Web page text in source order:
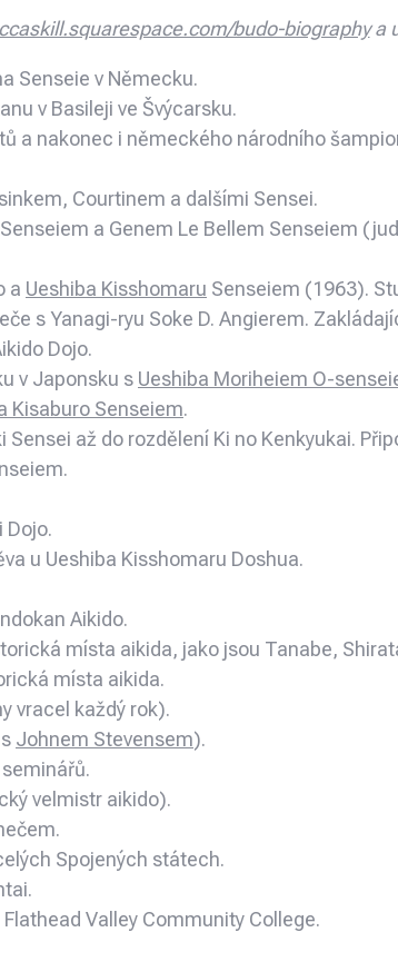
budo-biography a
Senseie v Německu.
v Basileji ve Švýcarsku.
a nakonec i německého národního
Courtinem a dalšími Sensei.
a Genem Le Bellem Senseiem
a Ueshiba Kisshomaru Senseiem (1963).
s Yanagi-ryu Soke D. Angierem.
Dojo.
v Japonsku s Ueshiba Moriheiem O-
Kisaburo Senseiem.
až do rozdělení Ki no Kenkyukai.
Dojo.
u Ueshiba Kisshomaru Doshua.
Aikido.
místa aikida, jako jsou Tanabe,
místa aikida.
vracel každý rok).
Johnem Stevensem).
velmistr aikido).
Spojených státech.
Valley Community College.